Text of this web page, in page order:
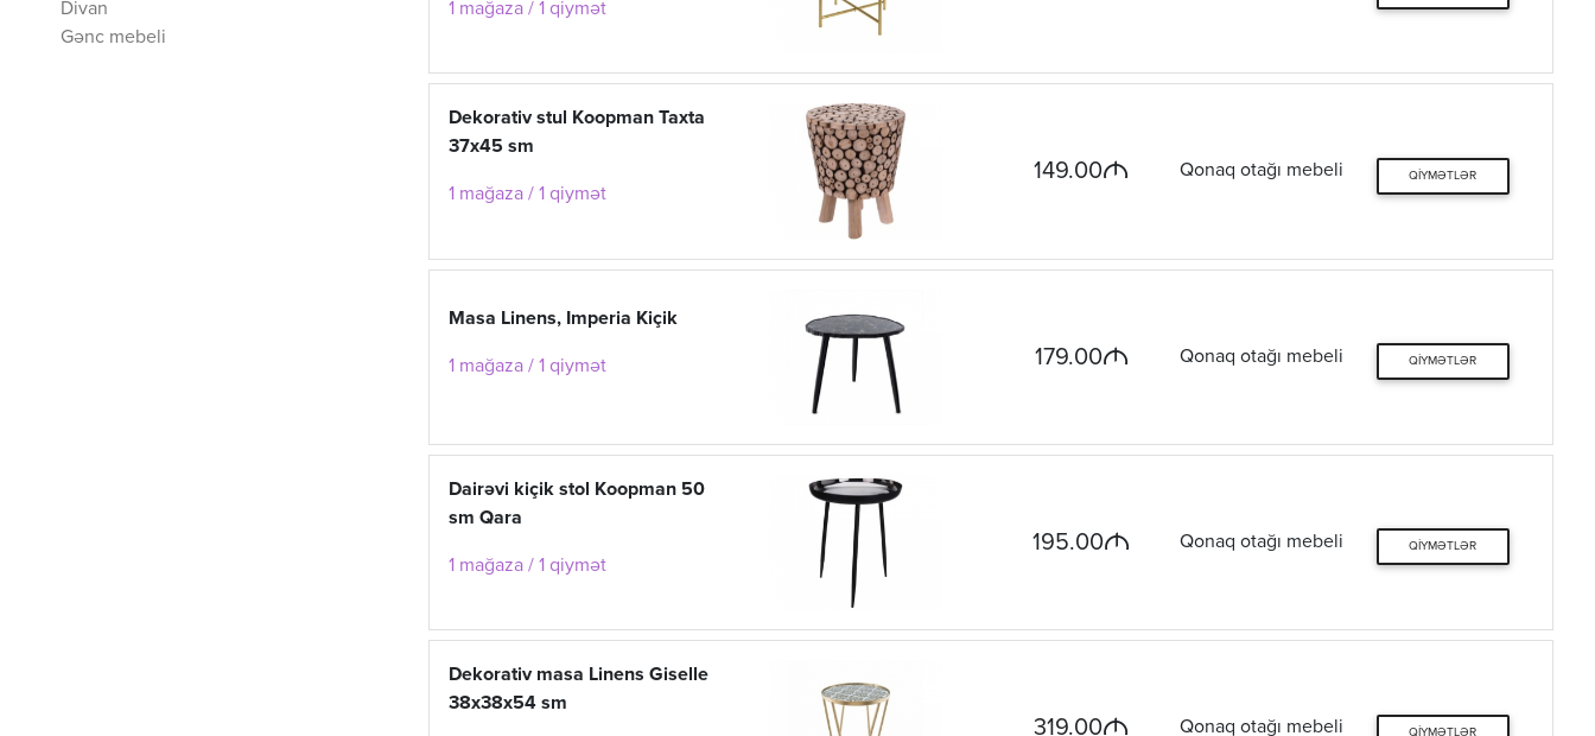
Divan
Gənc mebeli
1 mağaza / 1 qiymət
Dekorativ stul Koopman Taxta
37x45 sm
1 mağaza / 1 qiymət
149.00M Qonaq otağı mebeli QIYMƏTLƏR
Masa Linens, Imperia Kiçik
1 mağaza / 1 qiymət 179.00M Qonaq otağı mebeli QIYMƏTLƏR
Dairəvi kiçik stol Koopman 50
sm Qara
1 mağaza / 1 qiymət
195.00M Qonaq otağı mebeli QIYMƏTLƏR
Dekorativ masa Linens Giselle
38x38x54 sm
319.00M Qonaq otağı mebeli QIYMƏTLƏR